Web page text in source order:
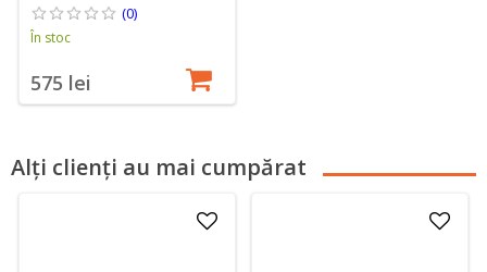
(0)
În stoc
575 lei
Alți clienți au mai cumpărat